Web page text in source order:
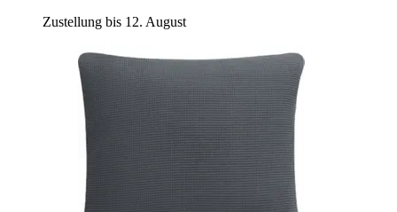
Zustellung bis 12. August